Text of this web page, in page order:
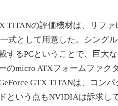
TITANの評価機材は、リフ
式として用意した。シング
するPCということで、巨大
のmicro ATXフォームファク
GTX TITANは、コン
という点もNVIDIAは訴求し